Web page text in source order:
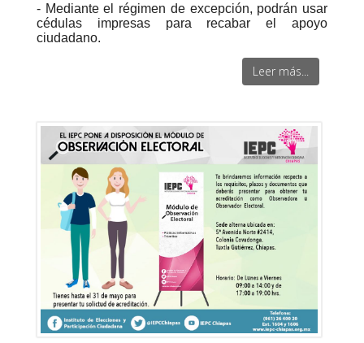
- Mediante el régimen de excepción, podrán usar
cédulas impresas para recabar el apoyo
ciudadano.
Leer más...